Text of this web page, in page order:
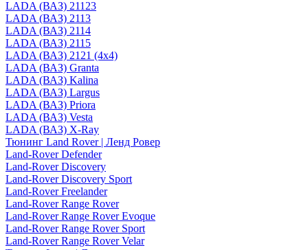
LADA (ВАЗ) 21123
LADA (ВАЗ) 2113
LADA (ВАЗ) 2114
LADA (ВАЗ) 2115
LADA (ВАЗ) 2121 (4x4)
LADA (ВАЗ) Granta
LADA (ВАЗ) Kalina
LADA (ВАЗ) Largus
LADA (ВАЗ) Priora
LADA (ВАЗ) Vesta
LADA (ВАЗ) X-Ray
Тюнинг Land Rover | Ленд Ровер
Land-Rover Defender
Land-Rover Discovery
Land-Rover Discovery Sport
Land-Rover Freelander
Land-Rover Range Rover
Land-Rover Range Rover Evoque
Land-Rover Range Rover Sport
Land-Rover Range Rover Velar